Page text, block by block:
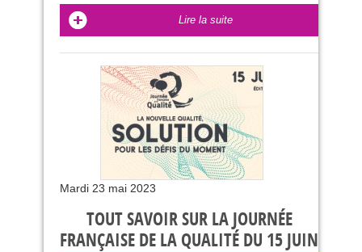
Lire la suite
Mardi 23 mai 2023
TOUT SAVOIR SUR LA JOURNÉE
FRANÇAISE DE LA QUALITÉ DU 15 JUIN